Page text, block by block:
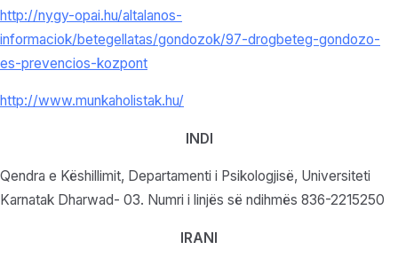
http://nygy-opai.hu/altalanos-
informaciok/betegellatas/gondozok/97-drogbeteg-gondozo-
es-prevencios-kozpont
http://www.munkaholistak.hu/
INDI
Qendra e Këshillimit, Departamenti i Psikologjisë, Universiteti
Karnatak Dharwad- 03. Numri i linjës së ndihmës 836-2215250
IRANI